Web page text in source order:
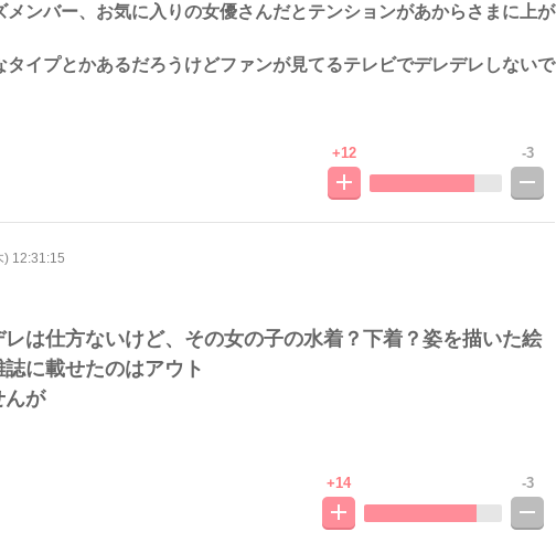
メンバー、お気に入りの女優さんだとテンションがあからさまに上が
タイプとかあるだろうけどファンが見てるテレビでデレデレしないで
+12 -3
12:31:15
は仕方ないけど、その女の子の水着？下着？姿を描いた絵
に載せたのはアウト
んが
+14 -3